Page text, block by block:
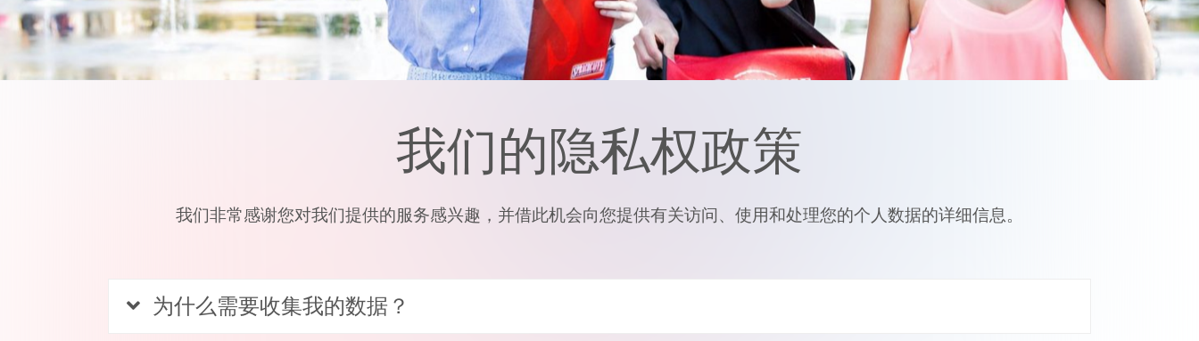
我们的隐私权政策
我们非常感谢您对我们提供的服务感兴趣，并借此机会向您提供有关访问、使用和处理您的个人数据的详细信息。
为什么需要收集我的数据？